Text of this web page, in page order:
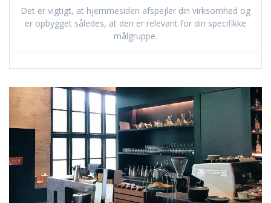
Det er vigtigt, at hjemmesiden afspejler din virksomhed og
er opbygget således, at den er relevant for din specifikke
målgruppe.